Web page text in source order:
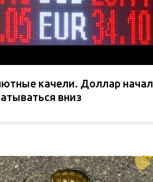
качели. Доллар начал
вниз